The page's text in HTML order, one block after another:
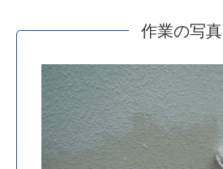
作業の写真